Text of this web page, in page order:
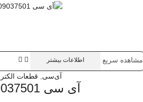
مشاهده سریع اطلاعات بیشتر
آی‌سی قطعات
آی‌ سی 51509037501